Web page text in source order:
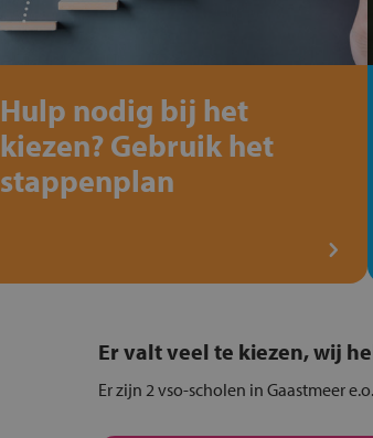
Hulp nodig bij het
kiezen? Gebruik het
stappenplan
Er valt veel te kiezen, wij
Er zijn 2 vso-scholen in Gaastmeer